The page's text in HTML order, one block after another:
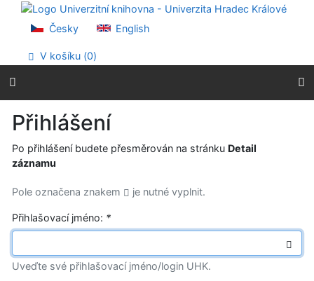
Přejít na obsah
Přejít na menu
Prohlášení o webové přístupnosti
Česky English
V košíku (0)
Přihlášení
Po přihlášení budete přesměrován na stránku Detail
záznamu
Pole označena znakem je nutné vyplnit.
Přihlašovací jméno: *
Uveďte své přihlašovací jméno/login UHK.